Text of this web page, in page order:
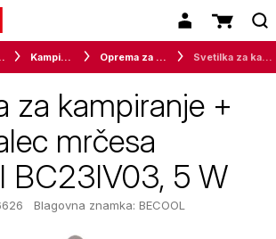
Kampiranje Oprema za kampiranje
za kampiranje +
mrčesa
BC23IV03, 5 W
Blagovna znamka: BECOOL